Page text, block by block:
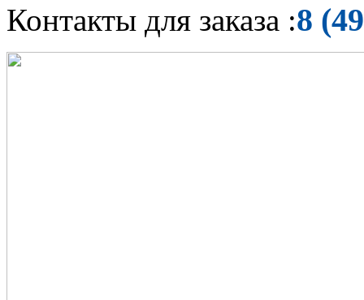
Контакты для заказа :8